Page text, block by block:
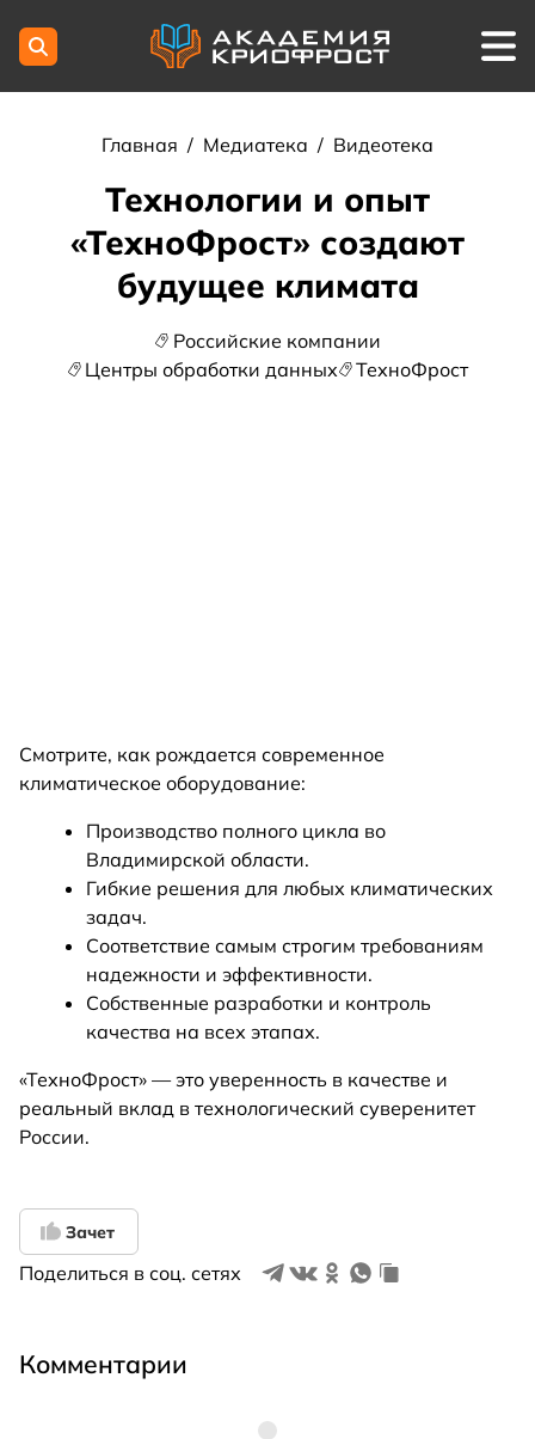
Главная / Медиатека / Видеотека
Технологии и опыт
«ТехноФрост» создают
будущее климата
Российские компании
Центры обработки данных
ТехноФрост
Смотрите, как рождается современное
климатическое оборудование:
Производство полного цикла во
Владимирской области.
Гибкие решения для любых климатических
задач.
Соответствие самым строгим требованиям
надежности и эффективности.
Собственные разработки и контроль
качества на всех этапах.
«ТехноФрост» — это уверенность в качестве и
реальный вклад в технологический суверенитет
России.
Зачет
Поделиться в соц. сетях
Комментарии